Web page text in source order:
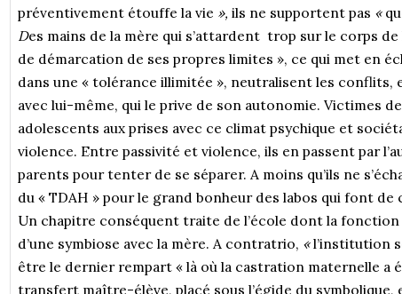
préventivement étouffe la vie », ils ne supportent pas «
Des mains de la mère qui s’attardent trop sur le corps de
de démarcation de ses propres limites », ce qui met en
dans une « tolérance illimitée », neutralisent les
avec lui-même, qui le prive de son autonomie. Victimes
adolescents aux prises avec ce climat psychique et
violence. Entre passivité et violence, ils en passent par
parents pour tenter de se séparer. A moins qu’ils ne
du « TDAH » pour le grand bonheur des labos qui font
Un chapitre conséquent traite de l’école dont la
d’une symbiose avec la mère. A contratrio, «l’institution
être le dernier rempart « là où la castration maternelle a
transfert maître-élève, placé sous l’égide du symbolique,